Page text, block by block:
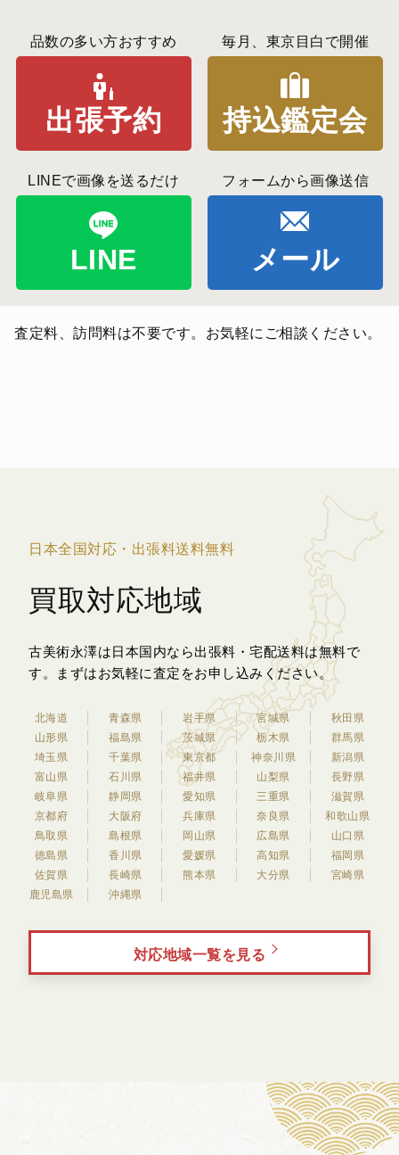
品数の多い方おすすめ
出張予約
毎月、東京目白で開催
持込鑑定会
LINEで画像を送るだけ
LINE
フォームから画像送信
メール
査定料、訪問料は不要です。お気軽にご相談ください。
日本全国対応・出張料送料無料
買取対応地域
古美術永澤は日本国内なら出張料・宅配送料は無料で
す。
まずはお気軽に査定をお申し込みください。
北海道 青森県 岩手県 宮城県
秋田県
山形県
福島県 茨城県 栃木県
群馬県
埼玉県
千葉県 東京都 神奈川県
新潟県
富山県
石川県 福井県 山梨県
長野県
岐阜県
静岡県 愛知県 三重県
滋賀県
京都府
大阪府 兵庫県 奈良県
和歌山県
鳥取県
島根県 岡山県 広島県
山口県
徳島県
香川県 愛媛県 高知県
福岡県
佐賀県
長崎県 熊本県 大分県
宮崎県
鹿児島県
沖縄県
対応地域一覧を見る